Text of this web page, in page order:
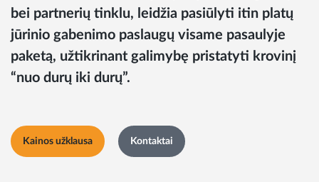
bei partnerių tinklu, leidžia pasiūlyti itin platų
jūrinio gabenimo paslaugų visame pasaulyje
paketą, užtikrinant galimybę pristatyti krovinį
“nuo durų iki durų”.
Kainos užklausa Kontaktai